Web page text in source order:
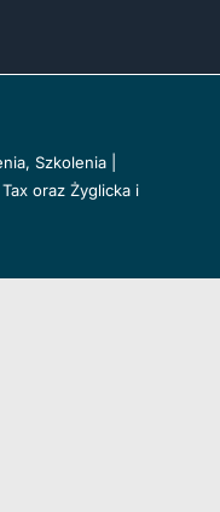
Szkolenia |
oraz Żyglicka i